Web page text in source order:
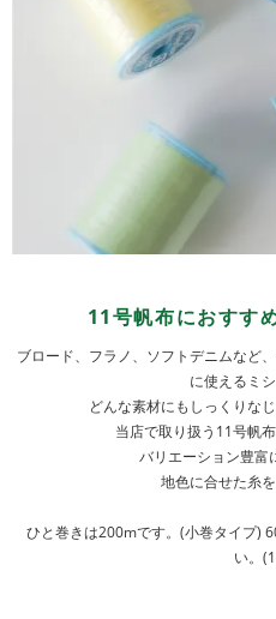
11号帆布におすす
ブロード、フラノ、ソフトデニムなど
に使えるミシ
どんな素材にもしっくりな
当店で取り扱う11号帆
バリエーション豊富
地色に合せた糸
ひと巻きは200mです。(小巻タイプ)
い。